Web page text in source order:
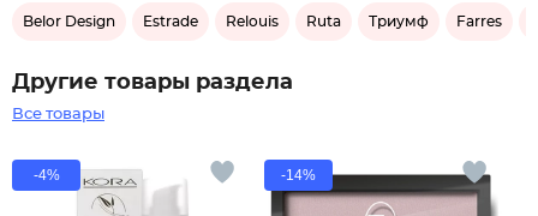
Belor Design Estrade Relouis Ruta Триумф Farres
Другие товары раздела
Все товары
-4% -14%